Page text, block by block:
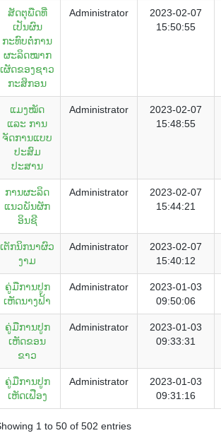
ສັດຕຸພືດທີ່
ເປັນຜົນ
ກະທົບຕໍ່ການ
ຜະລິດໝາກ
ເຜັດຂອງຊາວ
ກະສິກອນ
Administrator
2023-02-07
15:50:55
ແມງໝັດ
ແລະ ການ
ຈັດການແບບ
ປະສົມ
ປະສານ
Administrator
2023-02-07
15:48:55
ການຜະລິດ
ແນວພັນຜັກ
ອິນຊີ
Administrator
2023-02-07
15:44:21
ເຕັກນິກນາຜົວ
ງາມ
Administrator
2023-02-07
15:40:12
ຄູ່ມືການປູກ
ເຫັດນາງຟ້າ
Administrator
2023-01-03
09:50:06
ຄູ່ມືການປູກ
ເຫັດຂອນ
ຂາວ
Administrator
2023-01-03
09:33:31
ຄູ່ມືການປູກ
ເຫັດເຟືອງ
Administrator
2023-01-03
09:31:16
1 to 50 of 502 entries